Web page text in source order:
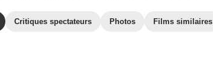
Critiques spectateurs Photos Films similaires